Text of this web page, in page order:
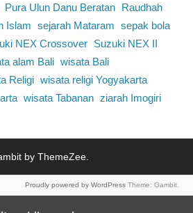
Pura Ulun Danu Beratan
Raudhah
Islam sejarah Mataram sepak bola
NEX Crossover
Suzuki NEX II
alam Bali wisata Bali
Religi wisata religi Yogyakarta
wisata Tabanan ziarah Imogiri
by ThemeZee.
Proudly powered by WordPress Theme: Gambit.